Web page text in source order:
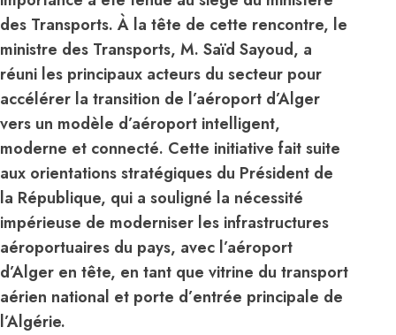
des Transports. À la tête de cette rencontre, le
ministre des Transports, M. Saïd Sayoud, a
réuni les principaux acteurs du secteur pour
accélérer la transition de l’aéroport d’Alger
vers un modèle d’aéroport intelligent,
moderne et connecté. Cette initiative fait suite
aux orientations stratégiques du Président de
la République, qui a souligné la nécessité
impérieuse de moderniser les infrastructures
aéroportuaires du pays, avec l’aéroport
d’Alger en tête, en tant que vitrine du transport
aérien national et porte d’entrée principale de
l’Algérie.